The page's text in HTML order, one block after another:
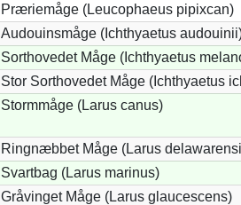
Præriemåge (Leucophaeus pipixcan)
Audouinsmåge (Ichthyaetus
Sorthovedet Måge (Ichthyaetus
Stor Sorthovedet Måge (Ichthyaetus
Stormmåge (Larus canus)
Ringnæbbet Måge (Larus
Svartbag (Larus marinus)
Gråvinget Måge (Larus glaucescens)